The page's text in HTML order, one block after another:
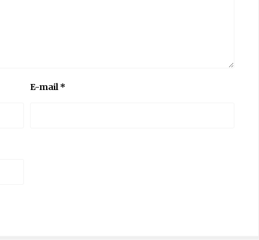
E-mail*